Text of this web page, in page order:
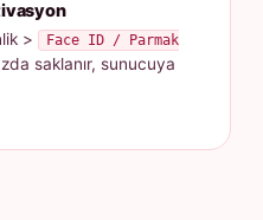
>
Face ID / Parmak
saklanır, sunucuya